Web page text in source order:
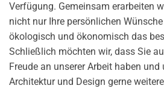
Verfügung. Gemeinsam erarbeiten
nicht nur Ihre persönlichen
ökologisch und ökonomisch das
Schließlich möchten wir, dass Sie
Freude an unserer Arbeit haben und
Architektur und Design gerne